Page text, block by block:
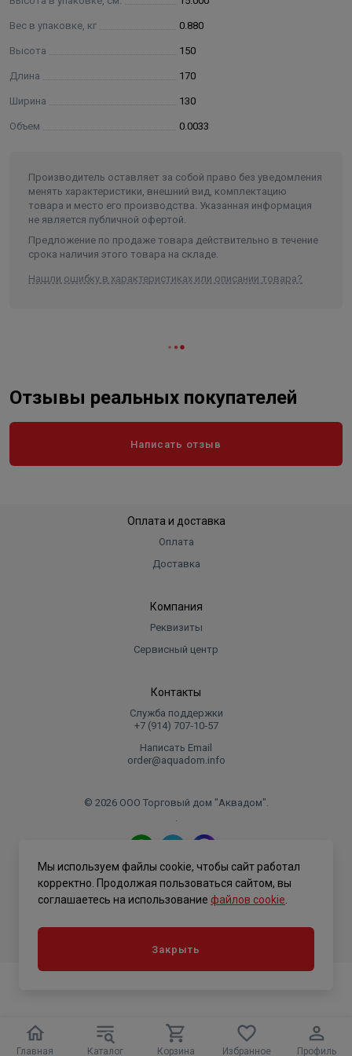
Главная Каталог Корзина Избранное Профиль
Вес в упаковке, кг 0.880
Высота 150
Длина 170
Ширина 130
Объем 0.0033
Производитель оставляет за собой право без уведомления
менять характеристики, внешний вид, комплектацию
товара и место его производства. Указанная информация
не является публичной офертой.
Предложение по продаже товара действительно в течение
срока наличия этого товара на складе.
Нашли ошибку в характеристиках или описании товара?
Отзывы реальных покупателей
Написать отзыв
Оплата и доставка
Оплата
Доставка
Компания
Реквизиты
Сервисный центр
Контакты
Служба поддержки
+7 (914) 707‑10‑57
Написать Email
order@aquadom.info
© 2026 ООО Торговый дом "Аквадом".
.
Политика конфиденциальности
Мы используем файлы cookie, чтобы сайт работал
корректно. Продолжая пользоваться сайтом, вы
соглашаетесь на использование файлов cookie
Закрыть